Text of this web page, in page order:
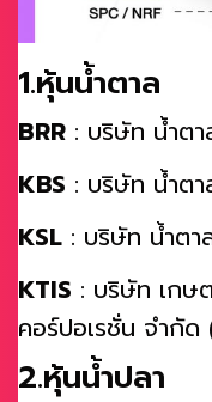
1.หุ้นน้ำตาล
BRR : บริษัท น้ำต
KBS : บริษัท น้ำต
KSL : บริษัท น้ำต
KTIS : บริษัท เกษ
คอร์ปอเรชั่น จำกัด
2.หุ้นน้ำปลา